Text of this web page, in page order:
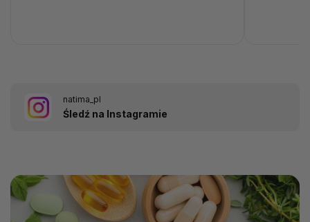
natima_pl
Śledź na Instagramie